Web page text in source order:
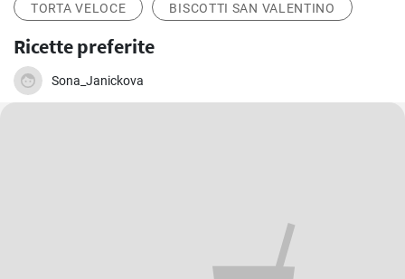
TORTA VELOCE BISCOTTI SAN VALENTINO
Ricette preferite
Sona_Janickova